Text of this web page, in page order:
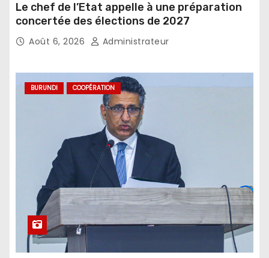
Le chef de l’Etat appelle à une préparation
concertée des élections de 2027
Août 6, 2026 Administrateur
BURUNDI COOPÉRATION